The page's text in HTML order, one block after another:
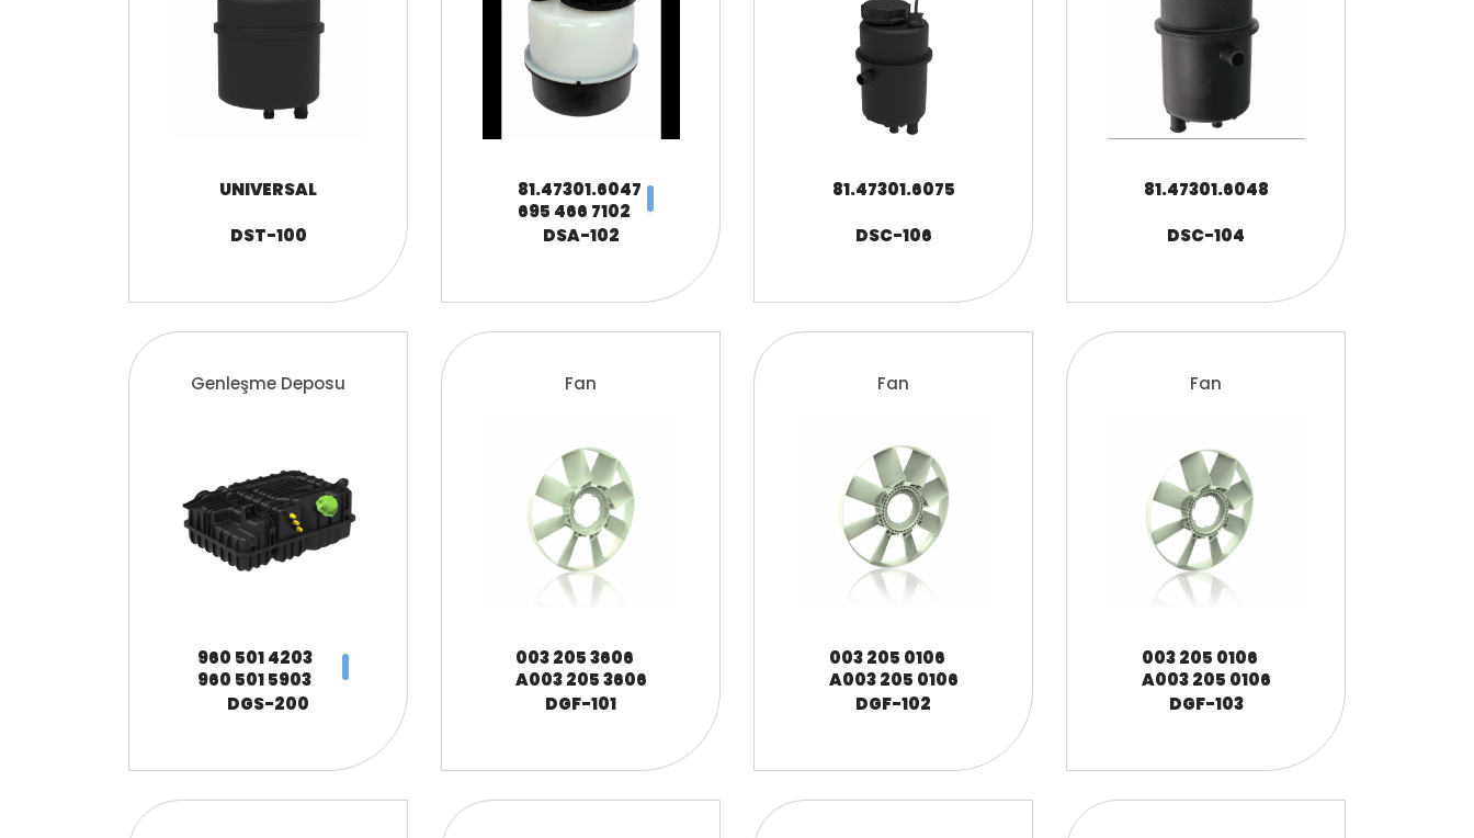
UNIVERSAL
DST-100
81.47301.6047
695 466 7102
A695 466 7102
DSA-102
81.47301.6075
DSC-106
81.47301.6048
DSC-104
Genleşme Deposu
960 501 4203
960 501 5903
A960 501 4303
960 501 4203
DGS-200
Fan
003 205 3606
A003 205 3606
DGF-101
Fan
003 205 0106
A003 205 0106
DGF-102
Fan
003 205 0106
A003 205 0106
DGF-103